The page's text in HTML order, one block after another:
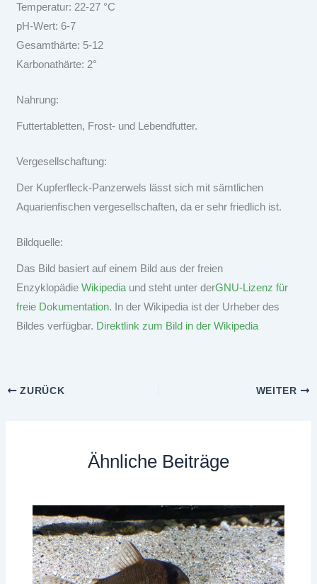
Temperatur: 22-27 °C
pH-Wert: 6-7
Gesamthärte: 5-12
Karbonathärte: 2°
Nahrung:
Futtertabletten, Frost- und Lebendfutter.
Vergesellschaftung:
Der Kupferfleck-Panzerwels lässt sich mit sämtlichen
Aquarienfischen vergesellschaften, da er sehr friedlich ist.
Bildquelle:
Das Bild basiert auf einem Bild aus der freien
EnzyklopädieWikipedia und steht unter derGNU-Lizenz für
freie Dokumentation. In der Wikipedia ist der Urheber des
Bildes verfügbar. Direktlink zum Bild in der Wikipedia
ZURÜCK WEITER
Ähnliche Beiträge